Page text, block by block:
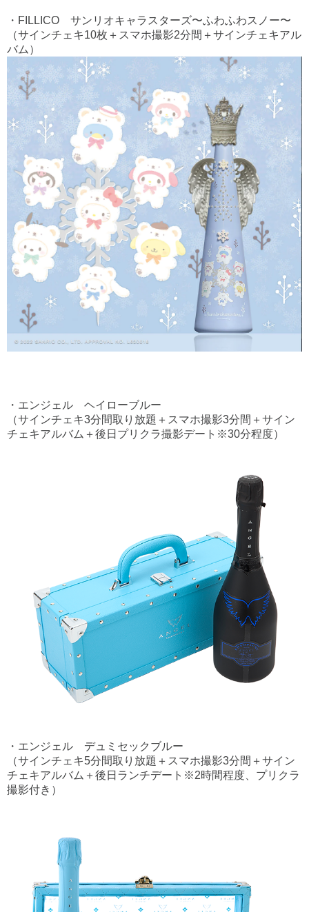
・FILLICO サンリオキャラスターズ〜ふわふわスノー〜
（サインチェキ10枚＋スマホ撮影2分間＋サインチェキアル
バム）
・エンジェル ヘイローブルー
（サインチェキ3分間取り放題＋スマホ撮影3分間＋サイン
チェキアルバム＋後日プリクラ撮影デート※30分程度）
・エンジェル デュミセックブルー
（サインチェキ5分間取り放題＋スマホ撮影3分間＋サイン
チェキアルバム＋後日ランチデート※2時間程度、プリクラ
撮影付き）